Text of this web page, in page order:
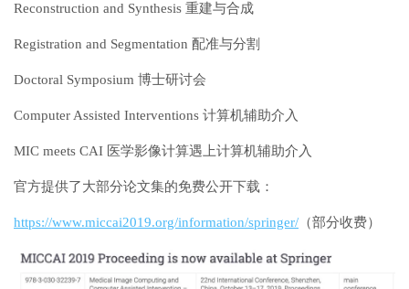
Reconstruction and Synthesis 重建与合成
Registration and Segmentation 配准与分割
Doctoral Symposium 博士研讨会
Computer Assisted Interventions 计算机辅助介入
MIC meets CAI 医学影像计算遇上计算机辅助介入
官方提供了大部分论文集的免费公开下载：
https://www.miccai2019.org/information/springer/ （部分收费）